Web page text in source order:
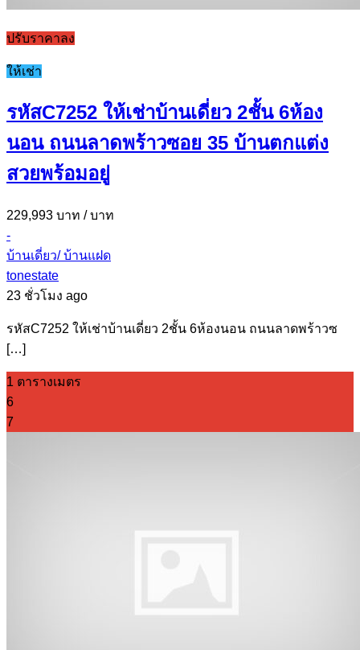
ปรับราคาลง
ให้เช่า
รหัสC7252 ให้เช่าบ้านเดี่ยว 2ชั้น 6ห้อง
นอน ถนนลาดพร้าวซอย 35 บ้านตกแต่ง
สวยพร้อมอยู่
229,993 บาท / บาท
-
บ้านเดี่ยว/ บ้านแฝด
tonestate
23 ชั่วโมง ago
รหัสC7252 ให้เช่าบ้านเดี่ยว 2ชั้น 6ห้องนอน ถนนลาดพร้าวซ
[…]
1 ตารางเมตร
6
7